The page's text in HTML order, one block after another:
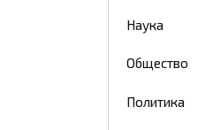
Наука
Общество
Политика